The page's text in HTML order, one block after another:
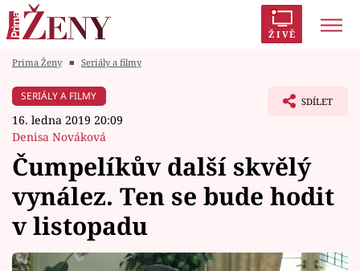
ŽIVĚ
Módní alarm
Témata
Celebrity
Prima Ženy ■ Seriály a filmy
SERIÁLY A FILMY
16. ledna 2019 20:09
Denisa Nováková
SDÍLET
Čumpelíkův další skvělý
vynález. Ten se bude hodit
v listopadu